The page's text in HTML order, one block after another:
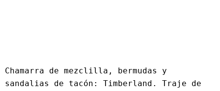
Chamarra de mezclilla, bermudas y
sandalias de tacón: Timberland. Traje de